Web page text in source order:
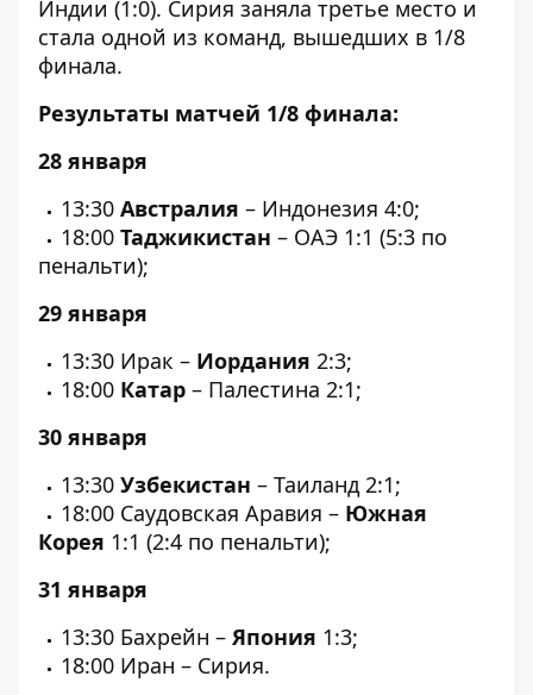
Индии (1:0). Сирия заняла третье место и
стала одной из команд, вышедших в 1/8
финала.
Результаты матчей 1/8 финала:
28 января
13:30 Австралия – Индонезия 4:0;
18:00 Таджикистан – ОАЭ 1:1 (5:3 по
пенальти);
29 января
13:30 Ирак – Иордания 2:3;
18:00 Катар – Палестина 2:1;
30 января
13:30 Узбекистан – Таиланд 2:1;
18:00 Саудовская Аравия – Южная
Корея 1:1 (2:4 по пенальти);
31 января
13:30 Бахрейн – Япония 1:3;
18:00 Иран – Сирия.